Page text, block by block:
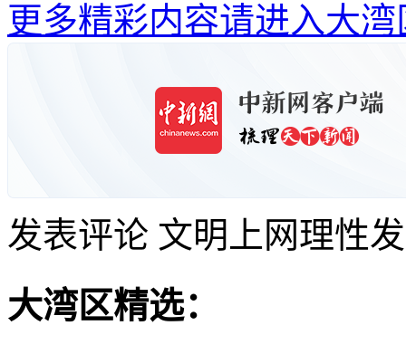
更多精彩内容请进入大湾
发表评论 文明上网理性
大湾区精选：